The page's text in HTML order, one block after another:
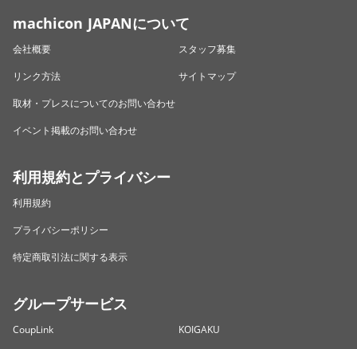
machicon JAPANについて
会社概要
スタッフ募集
リンク方法
サイトマップ
取材・プレスについてのお問い合わせ
イベント掲載のお問い合わせ
利用規約とプライバシー
利用規約
プライバシーポリシー
特定商取引法に関する表示
グループサービス
CoupLink
KOIGAKU